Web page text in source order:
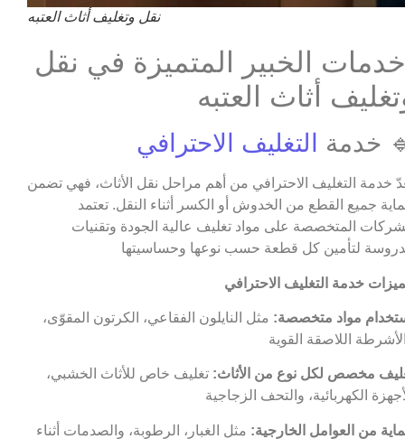
نقل وتغليف أثاث العتبه
الخبير المتميزة في نقل
أثاث العتبه
خدمة التغليف الاحترافي
خدمة التغليف الاحترافي من أهم مراحل نقل الأثاث، فهي تضمن
جميع القطع من الخدوش أو الكسر أثناء النقل. تعتمد
المتخصصة على مواد تغليف عالية الجودة وتقنيات
لتأمين كل قطعة حسب نوعها وحساسيتها
خدمة التغليف الاحترافي
مواد متخصصة: مثل النايلون الفقاعي، الكرتون المقوّى،
اللاصقة القوية
مخصص لكل نوع من الأثاث: تغليف خاص للأثاث الخشبي،
الكهربائية، والتحف الزجاجية
من العوامل الخارجية: مثل الغبار، الرطوبة، والصدمات أثناء